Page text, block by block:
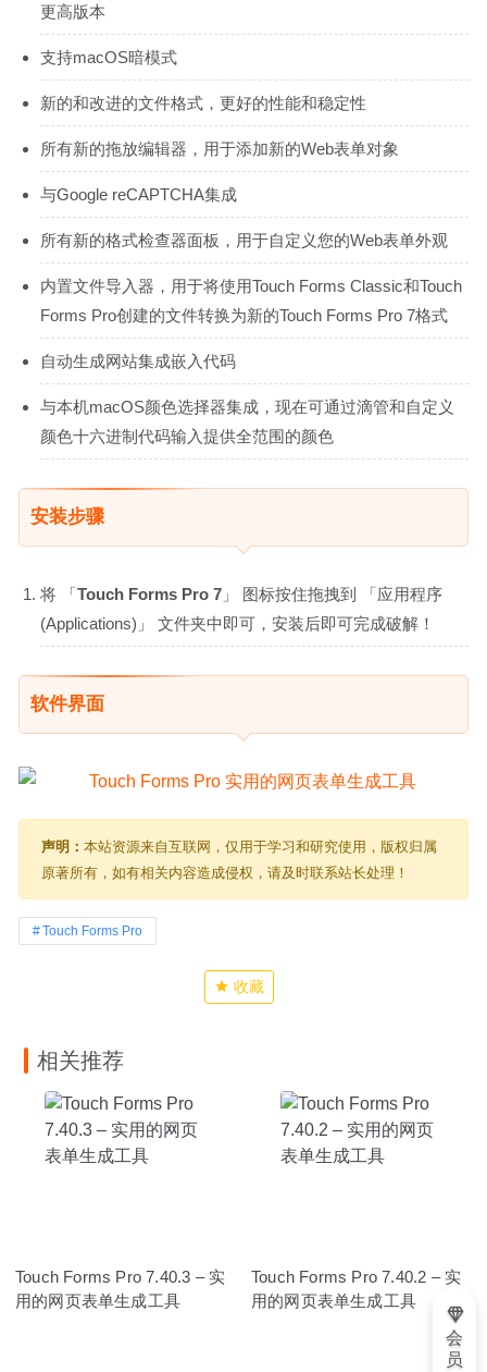
更高版本
支持macOS暗模式
新的和改进的文件格式，更好的性能和稳定性
所有新的拖放编辑器，用于添加新的Web表单对象
与Google reCAPTCHA集成
所有新的格式检查器面板，用于自定义您的Web表单外观
内置文件导入器，用于将使用Touch Forms Classic和Touch
Forms Pro创建的文件转换为新的Touch Forms Pro 7格式
自动生成网站集成嵌入代码
与本机macOS颜色选择器集成，现在可通过滴管和自定义
颜色十六进制代码输入提供全范围的颜色
安装步骤
将 「Touch Forms Pro 7 」 图标按住拖拽到 「应用程序
(Applications)」 文件夹中即可，安装后即可完成破解！
软件界面
声明： 本站资源来自互联网，仅用于学习和研究使用，版权归属
原著所有，如有相关内容造成侵权，请及时联系站长处理！
Touch Forms Pro
收藏
相关推荐
Touch Forms Pro 7.40.3 – 实
用的网页表单生成工具
Touch Forms Pro 7.40.2 – 实
用的网页表单生成工具
会
员